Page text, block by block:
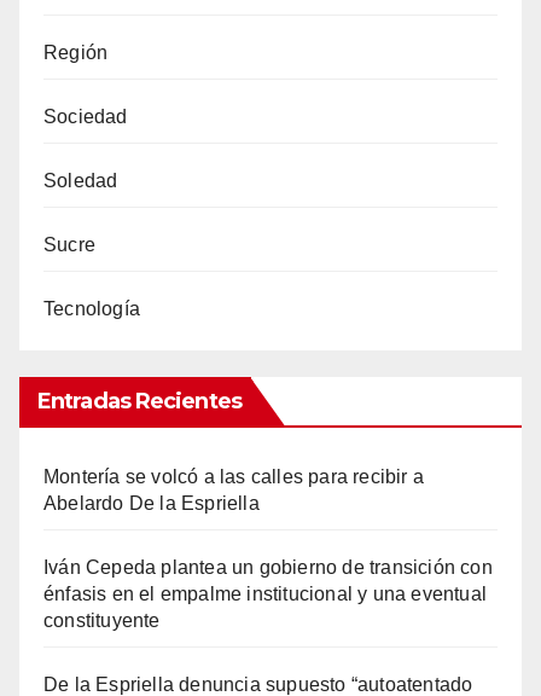
Región
Sociedad
Soledad
Sucre
Tecnología
Entradas Recientes
Montería se volcó a las calles para recibir a
Abelardo De la Espriella
Iván Cepeda plantea un gobierno de transición con
énfasis en el empalme institucional y una eventual
constituyente
De la Espriella denuncia supuesto “autoatentado